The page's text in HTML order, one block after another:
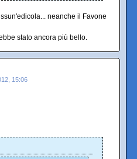
neanche il Favone
stato ancora più bello.
15:06